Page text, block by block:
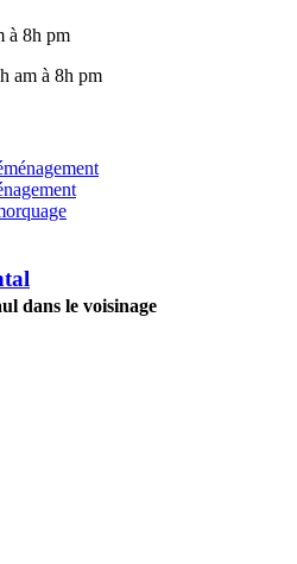
à 8h pm
am à 8h pm
dans le voisinage